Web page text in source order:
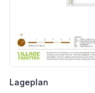
* Klima:aktiv Silber-
So entsteht ein Wohnraum, der nicht nur für heute, sondern auch für kommende
VILLAGE IM DRITTEN setzt in puncto Energieversorgung europaweit neue Maßstäbe. So viel Energie wie möglich soll vor Ort produziert und verwendet
Lageplan